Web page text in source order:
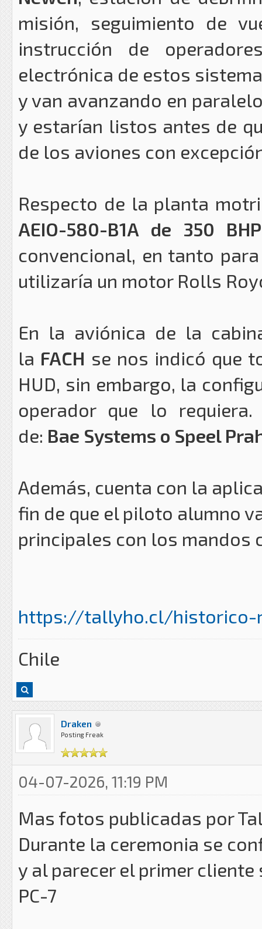
misión, seguimiento de
instrucción de
electrónica de estos
y van avanzando en
y estarían listos antes de
de los aviones con
Respecto de la planta
AEIO-580-B1A de 350 BHP
convencional, en tanto
utilizaría un motor Rolls
En la aviónica de la
la FACH se nos indicó que
HUD, sin embargo, la
operador que lo
de: Bae Systems o Speel
Además, cuenta con la
fin de que el piloto alumno
principales con los mandos
https://tallyho.cl/
Chile
Draken
Posting Freak
04-07-2026, 11:19 PM
Mas fotos publicadas por
Durante la ceremonia se
y al parecer el primer
PC-7